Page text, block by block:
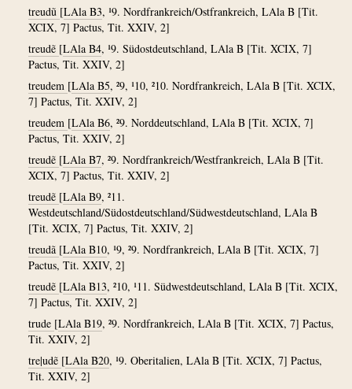
treudũ [LAla B3, ¹9. Nordfrankreich/Ostfrankreich, LAla B [Tit.
XCIX, 7] Pactus, Tit. XXIV, 2]
treudẽ [LAla B4, ¹9. Südostdeutschland, LAla B [Tit. XCIX, 7]
Pactus, Tit. XXIV, 2]
treudem [LAla B5, ²9, ¹10, ²10. Nordfrankreich, LAla B [Tit. XCIX,
7] Pactus, Tit. XXIV, 2]
treudem [LAla B6, ²9. Norddeutschland, LAla B [Tit. XCIX, 7]
Pactus, Tit. XXIV, 2]
treudẽ [LAla B7, ²9. Nordfrankreich/Westfrankreich, LAla B [Tit.
XCIX, 7] Pactus, Tit. XXIV, 2]
treudẽ [LAla B9, ²11.
Westdeutschland/Südostdeutschland/Südwestdeutschland, LAla B
[Tit. XCIX, 7] Pactus, Tit. XXIV, 2]
treudã [LAla B10, ¹9, ²9. Nordfrankreich, LAla B [Tit. XCIX, 7]
Pactus, Tit. XXIV, 2]
treudẽ [LAla B13, ²10, ¹11. Südwestdeutschland, LAla B [Tit. XCIX,
7] Pactus, Tit. XXIV, 2]
trude [LAla B19, ²9. Nordfrankreich, LAla B [Tit. XCIX, 7] Pactus,
Tit. XXIV, 2]
tre|udẽ [LAla B20, ¹9. Oberitalien, LAla B [Tit. XCIX, 7] Pactus,
Tit. XXIV, 2]